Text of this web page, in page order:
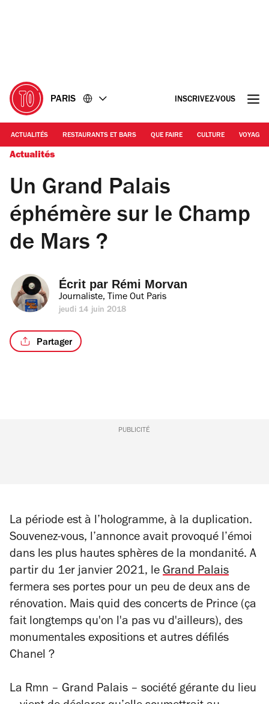
PARIS INSCRIVEZ-VOUS
ACTUALITÉS RESTAURANTS ET BARS QUE FAIRE CULTURE VOYAGE
Actualités
Un Grand Palais
éphémère sur le Champ
de Mars ?
Écrit par Rémi Morvan
Journaliste, Time Out Paris
jeudi 14 juin 2018
Partager
PUBLICITÉ
La période est à l’hologramme, à la duplication.
Souvenez-vous, l’annonce avait provoqué l’émoi
dans les plus hautes sphères de la mondanité. A
partir du 1er janvier 2021, le Grand Palais
fermera ses portes pour un peu de deux ans de
rénovation. Mais quid des concerts de Prince (ça
fait longtemps qu'on l'a pas vu d'ailleurs), des
monumentales expositions et autres défilés
Chanel ?
La Rmn – Grand Palais – société gérante du lieu